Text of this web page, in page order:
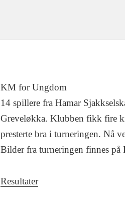
KM for Ungdom
14 spillere fra Hamar
Greveløkka. Klubben fikk fire
presterte bra i turneringen. Nå
Bilder fra turneringen finnes på
Resultater